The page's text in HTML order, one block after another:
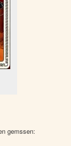
gemssen: